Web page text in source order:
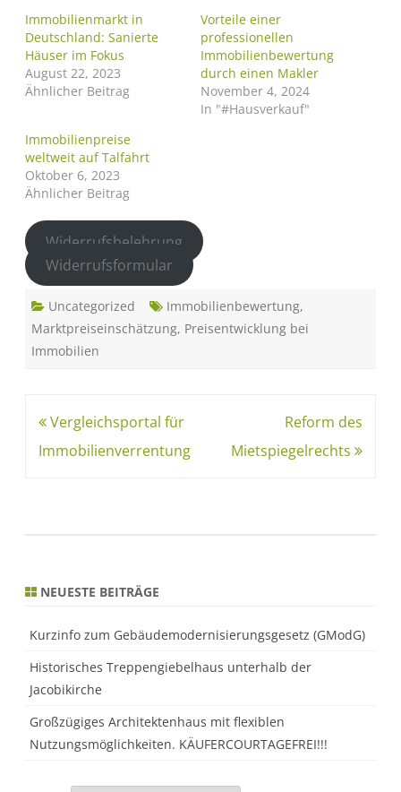
Immobilienmarkt in
Deutschland: Sanierte
Häuser im Fokus
August 22, 2023
Ähnlicher Beitrag
Vorteile einer
professionellen
Immobilienbewertung
durch einen Makler
November 4, 2024
In "#Hausverkauf"
Immobilienpreise
weltweit auf Talfahrt
Oktober 6, 2023
Ähnlicher Beitrag
Widerrufsbelehrung
Widerrufsformular
Uncategorized Immobilienbewertung,
Marktpreiseinschätzung, Preisentwicklung bei
Immobilien
Vergleichsportal für
Immobilienverrentung
Reform des
Mietspiegelrechts
NEUESTE BEITRÄGE
Kurzinfo zum Gebäudemodernisierungsgesetz (GModG)
Historisches Treppengiebelhaus unterhalb der
Jacobikirche
Großzügiges Architektenhaus mit flexiblen
Nutzungsmöglichkeiten. KÄUFERCOURTAGEFREI!!!